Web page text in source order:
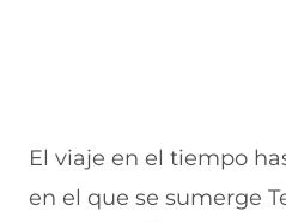
El viaje en el tiempo
en el que se sumerge